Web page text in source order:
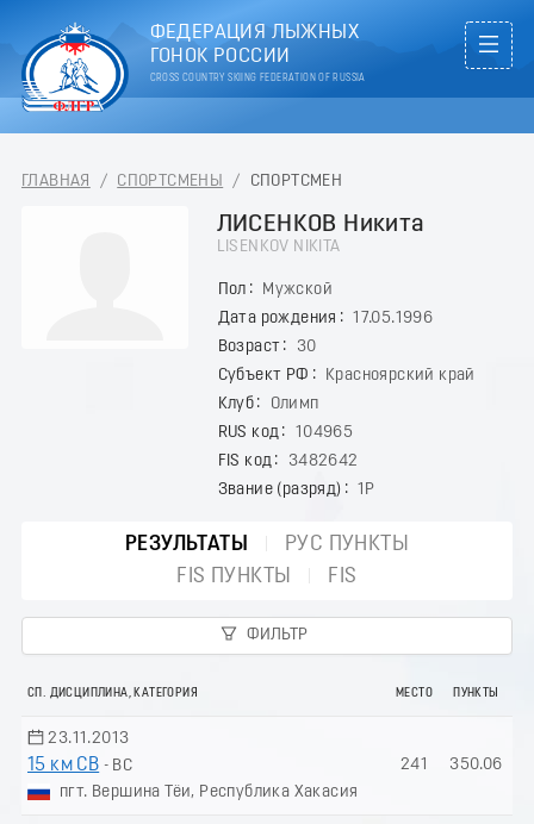
ФЕДЕРАЦИЯ ЛЫЖНЫХ
ГОНОК РОССИИ
CROSS COUNTRY SKIING FEDERATION OF RUSSIA
ГЛАВНАЯ / СПОРТСМЕНЫ / СПОРТСМЕН
ЛИСЕНКОВ Никита
LISENKOV NIKITA
Пол
Мужской
Дата рождения
17.05.1996
Возраст
30
Субъект РФ
Красноярский край
Клуб
Олимп
RUS код
104965
FIS код
3482642
Звание (разряд)
1Р
РЕЗУЛЬТАТЫ
РУС ПУНКТЫ
FIS ПУНКТЫ
FIS
ФИЛЬТР
СП. ДИСЦИПЛИНА, КАТЕГОРИЯ МЕСТО ПУНКТЫ
23.11.2013
15 км СВ - ВС
пгт. Вершина Тёи, Республика Хакасия
241 350.06